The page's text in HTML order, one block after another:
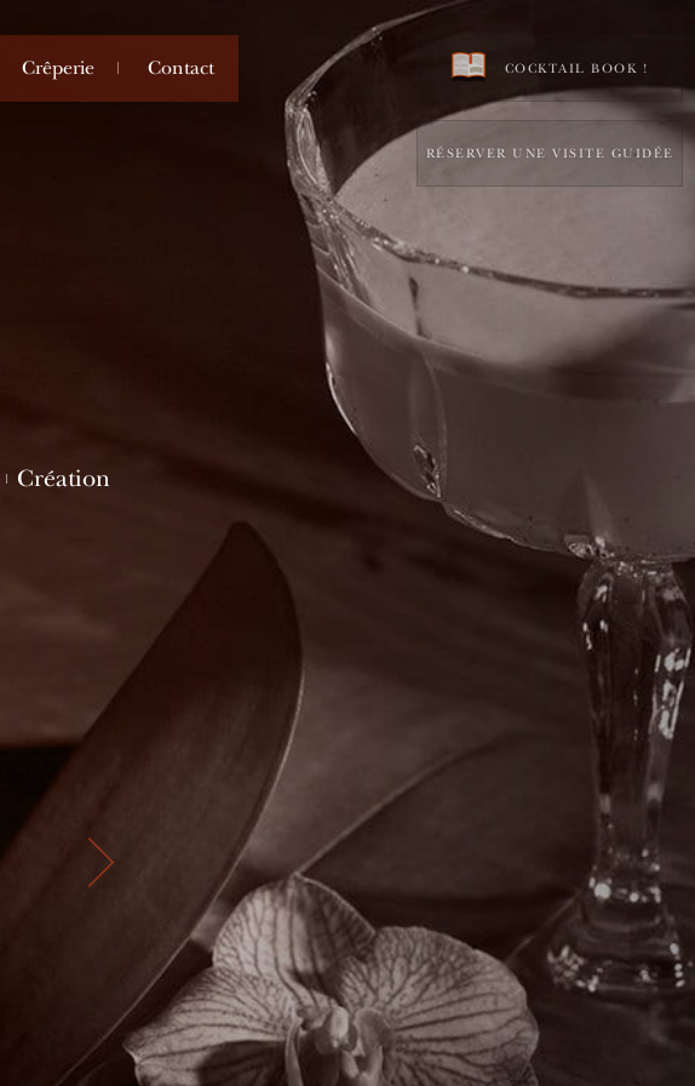
Crêperie Contact COCKTAIL BOOK !
RÉSERVER UNE VISITE GUIDÉE
Création